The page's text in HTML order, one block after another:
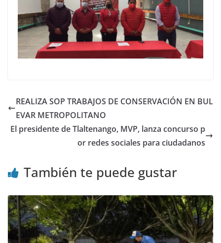
REALIZA SOP TRABAJOS DE CONSERVACIÓN EN BUL
EVAR METROPOLITANO
El presidente de Tlaltenango, MVP, lanza concurso p
or redes sociales para ciudadanos
También te puede gustar